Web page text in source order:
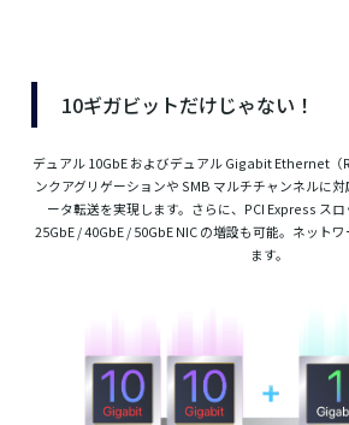
10ギガビットだけじゃない！
デュアル 10GbE およびデュアル Gigabit Ethernet（
ンクアグリゲーションや SMB マルチチャンネルに
ータ転送を実現します。さらに、PCI Express スロ
25GbE / 40GbE / 50GbE NIC の増設も可能。ネット
ます。